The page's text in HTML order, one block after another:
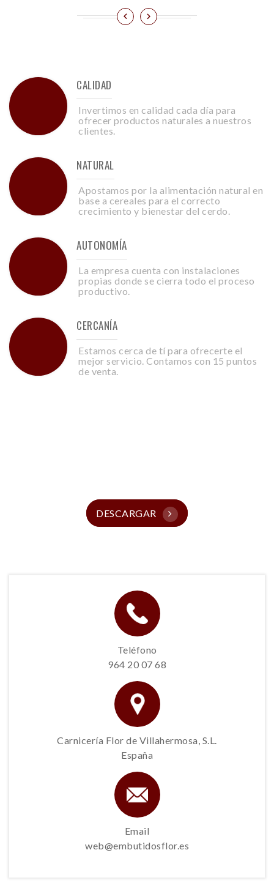
CALIDAD
Invertimos en calidad cada día para
ofrecer productos naturales a nuestros
clientes.
NATURAL
Apostamos por la alimentación natural en
base a cereales para el correcto
crecimiento y bienestar del cerdo.
AUTONOMÍA
La empresa cuenta con instalaciones
propias donde se cierra todo el proceso
productivo.
CERCANÍA
Estamos cerca de tí para ofrecerte el
mejor servicio. Contamos con 15 puntos
de venta.
DESCARGAR
Teléfono
964 20 07 68
Carnicería Flor de Villahermosa, S.L.
España
Email
web@embutidosflor.es